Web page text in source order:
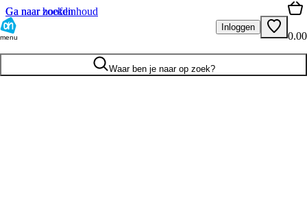
Ga naar hoofdinhoud
Ga naar zoeken
menu
Inloggen
0.00
Waar ben je naar op zoek?